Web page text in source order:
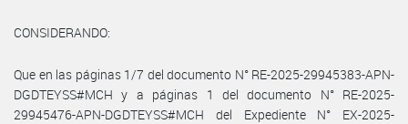
CONSIDERANDO:
Que en las páginas 1/7 del documento N° RE-2025-29945383-APN-
DGDTEYSS#MCH y a páginas 1 del documento N° RE-2025-
29945476-APN-DGDTEYSS#MCH del Expediente N° EX-2025-